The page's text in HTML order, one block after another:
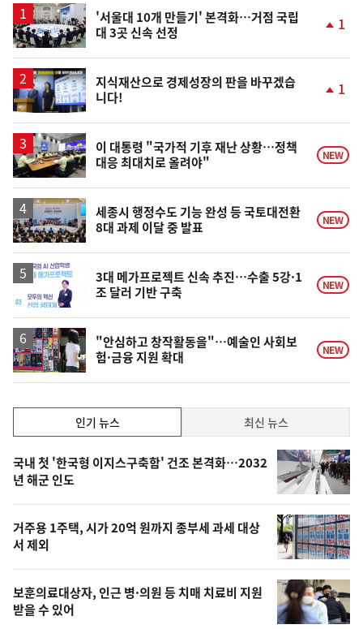
'서울대 10개 만들기' 본격화…거점 국립
대 3곳 신속 선정
상
1
지식재산으로 경제성장의 판을 바꾸겠습
니다!
상
승
1
이 대통령 "국가적 기후 재난 상황…정책
대응 최대치로 올려야"
NEW
세종시 행정수도 기능 완성 등 국토대전환
8대 과제 이달 중 발표
NEW
3대 메가프로젝트 신속 추진…수출 5강·1
조 달러 기반 구축
NEW
"안심하고 창작활동을"…예술인 사회보
험·금융 지원 확대
NEW
기,
최
신,
오
늘
의
영
상
인기 뉴스 최신 뉴스
인
기
뉴
스
국내 첫 '한국형 이지스구축함' 건조 본격화…2032
년 해군 인도
거주용 1주택, 시가 20억 원까지 종부세 과세 대상
서 제외
보훈의료대상자, 인근 병·의원 등 치매 치료비 지원
받을 수 있어